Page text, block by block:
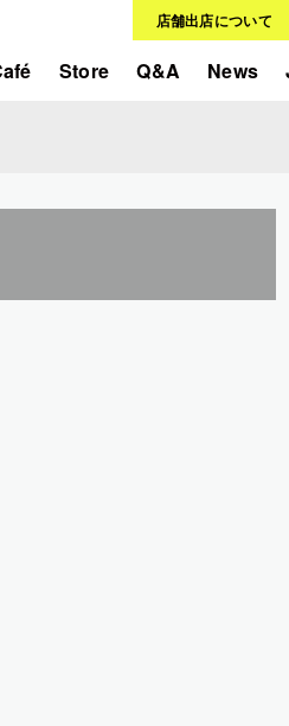
Store Q&A News
店舗出店について